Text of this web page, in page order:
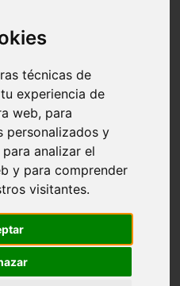
técnicas de
experiencia de
web, para
personalizados y
analizar el
y para comprender
visitantes.
que
impactantes y mucho mas